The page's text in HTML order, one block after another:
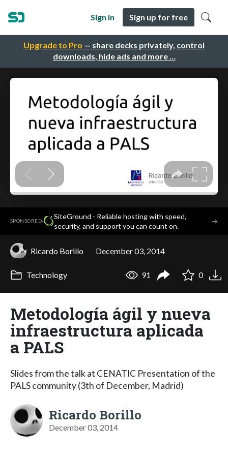
Upgrade to Pro — share decks privately, control
downloads, hide ads and more …
Sign in Sign up for free
SPONSORED·
SiteGround - Reliable hosting with speed,
security, and support you can count on.
→
Ricardo Borillo December 03, 2014
Technology 91 0
Metodología ágil y nueva
infraestructura aplicada
a PALS
Slides from the talk at CENATIC Presentation of the
PALS community (3th of December, Madrid)
Ricardo Borillo
December 03, 2014